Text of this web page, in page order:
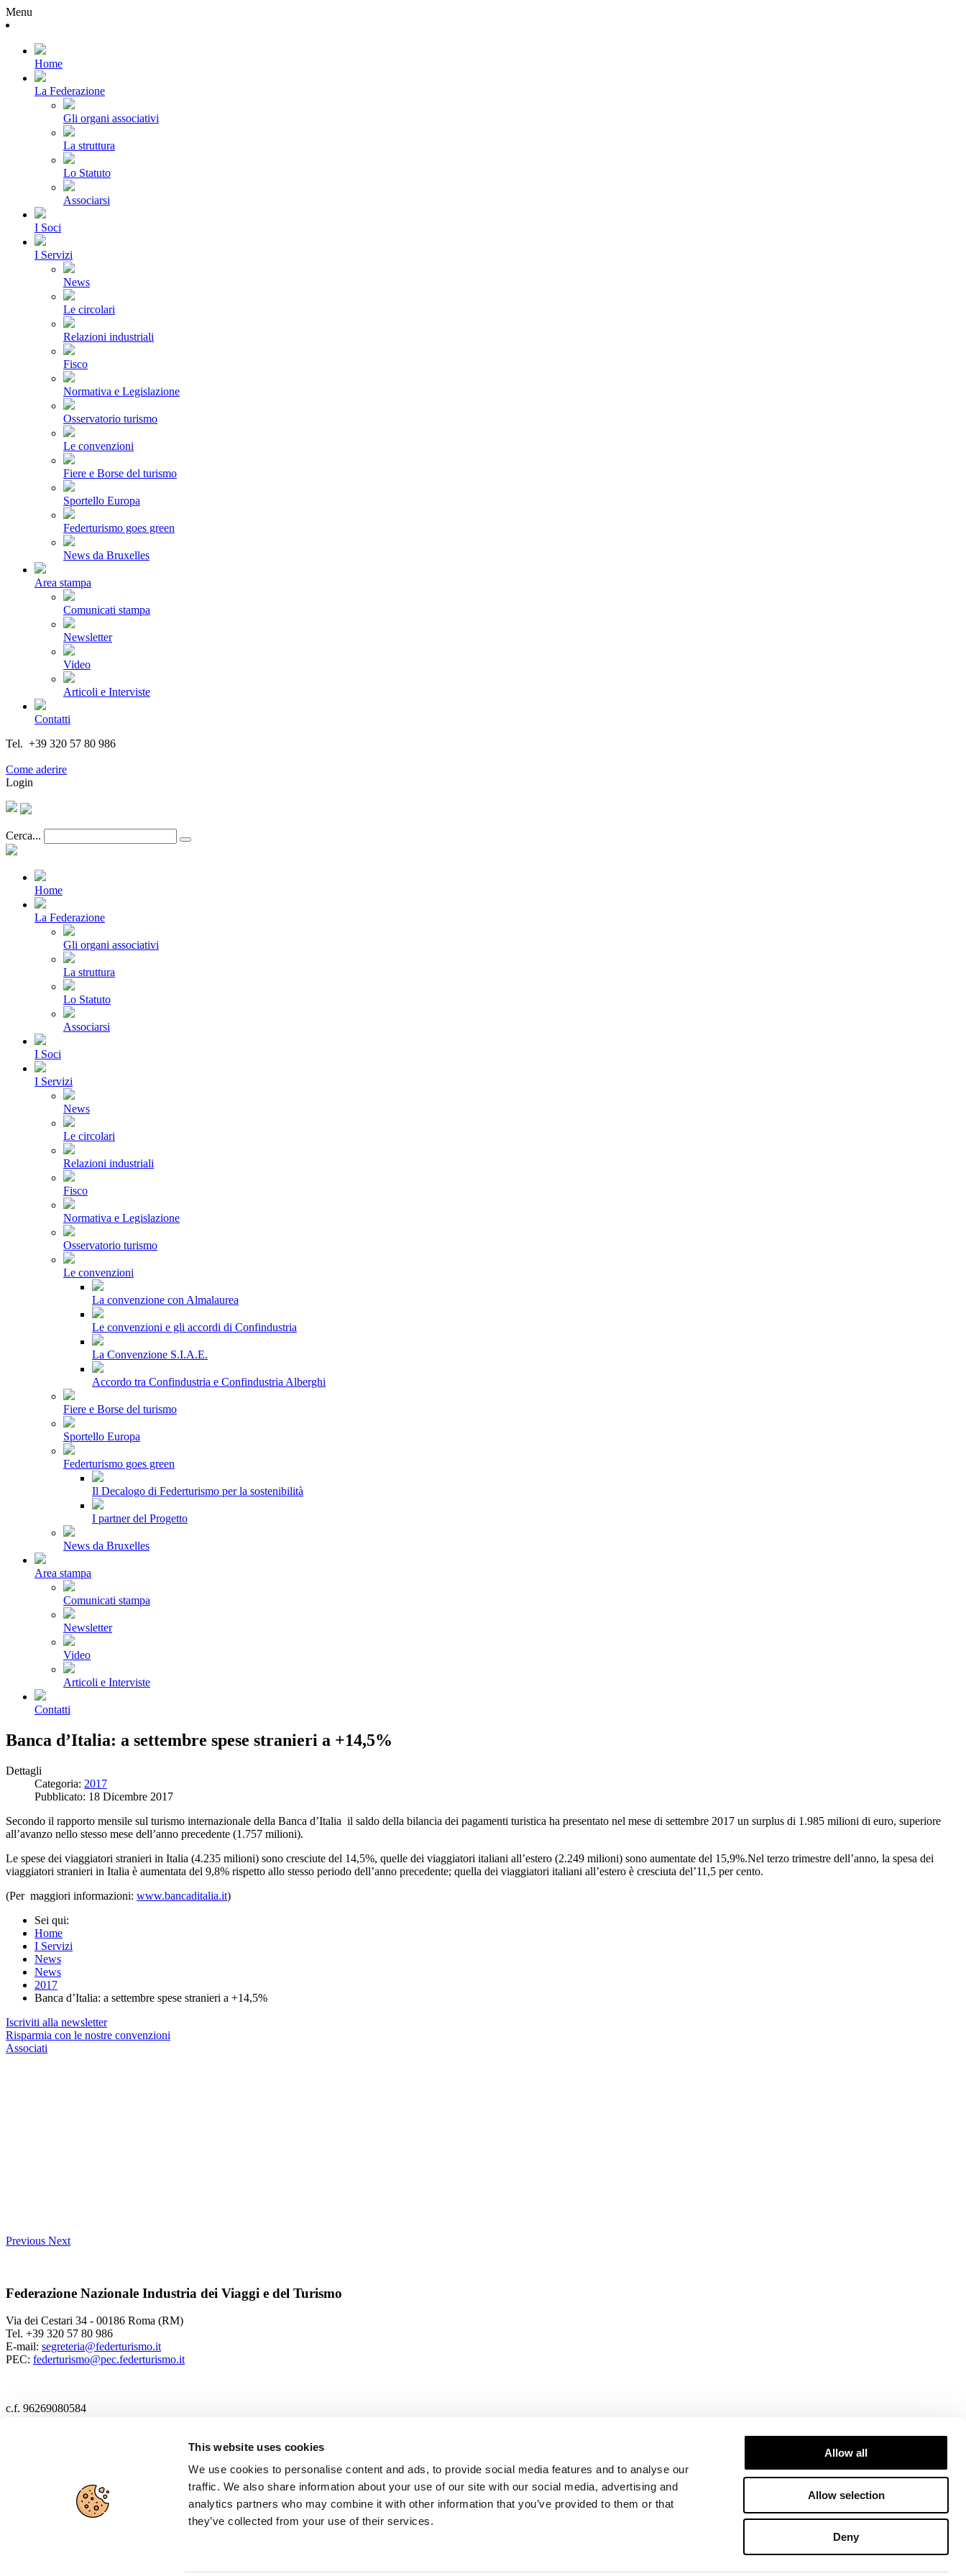
This website uses cookies
We use cookies to personalise content and ads, to provide social media features and to analyse our
traffic. We also share information about your use of our site with our social media, advertising and
analytics partners who may combine it with other information that you’ve provided to them or that
they’ve collected from your use of their services.
Allow all
Allow selection
Deny
Menu
Home
La Federazione
Gli organi associativi
La struttura
Lo Statuto
Associarsi
I Soci
I Servizi
News
Le circolari
Relazioni industriali
Fisco
Normativa e Legislazione
Osservatorio turismo
Le convenzioni
Fiere e Borse del turismo
Sportello Europa
Federturismo goes green
News da Bruxelles
Area stampa
Comunicati stampa
Newsletter
Video
Articoli e Interviste
Contatti
Tel. +39 320 57 80 986
Come aderire
Login
Cerca...
Home
La Federazione
Gli organi associativi
La struttura
Lo Statuto
Associarsi
I Soci
I Servizi
News
Le circolari
Relazioni industriali
Fisco
Normativa e Legislazione
Osservatorio turismo
Le convenzioni
La convenzione con Almalaurea
Le convenzioni e gli accordi di Confindustria
La Convenzione S.I.A.E.
Accordo tra Confindustria e Confindustria Alberghi
Fiere e Borse del turismo
Sportello Europa
Federturismo goes green
Il Decalogo di Federturismo per la sostenibilità
I partner del Progetto
News da Bruxelles
Area stampa
Comunicati stampa
Newsletter
Video
Articoli e Interviste
Contatti
Banca d’Italia: a settembre spese stranieri a +14,5%
Dettagli
Categoria: 2017
Pubblicato: 18 Dicembre 2017
Secondo il rapporto mensile sul turismo internazionale della Banca d’Italia il saldo della bilancia dei pagamenti turistica ha presentato nel mese di settembre 2017 un surplus di 1.985 milioni di euro, superiore
all’avanzo nello stesso mese dell’anno precedente (1.757 milioni).
Le spese dei viaggiatori stranieri in Italia (4.235 milioni) sono cresciute del 14,5%, quelle dei viaggiatori italiani all’estero (2.249 milioni) sono aumentate del 15,9%.Nel terzo trimestre dell’anno, la spesa dei
viaggiatori stranieri in Italia è aumentata del 9,8% rispetto allo stesso periodo dell’anno precedente; quella dei viaggiatori italiani all’estero è cresciuta del’11,5 per cento.
(Per maggiori informazioni: www.bancaditalia.it)
Sei qui:
Home
I Servizi
News
News
2017
Banca d’Italia: a settembre spese stranieri a +14,5%
Iscriviti alla newsletter
Risparmia con le nostre convenzioni
Associati
Previous Next
Federazione Nazionale Industria dei Viaggi e del Turismo
Via dei Cestari 34 - 00186 Roma (RM)
Tel. +39 320 57 80 986
E-mail: segreteria@federturismo.it
PEC: federturismo@pec.federturismo.it
c.f. 96269080584
Privacy policy